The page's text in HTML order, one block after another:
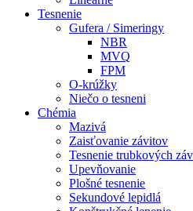
Tesnenie
Gufera / Simeringy
NBR
MVQ
FPM
O-krúžky
Niečo o tesneni
Chémia
Mazivá
Zaisťovanie závitov
Tesnenie trubkových
Upevňovanie
Plošné tesnenie
Sekundové lepidlá